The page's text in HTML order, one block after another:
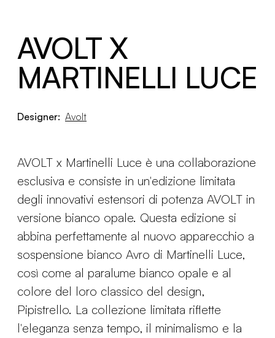
AVOLT X
MARTINELLI LUCE
Designer: Avolt
AVOLT x Martinelli Luce è una collaborazione
esclusiva e consiste in un'edizione limitata
degli innovativi estensori di potenza AVOLT in
versione bianco opale. Questa edizione si
abbina perfettamente al nuovo apparecchio a
sospensione bianco Avro di Martinelli Luce,
così come al paralume bianco opale e al
colore del loro classico del design,
Pipistrello. La collezione limitata riflette
l'eleganza senza tempo, il minimalismo e la